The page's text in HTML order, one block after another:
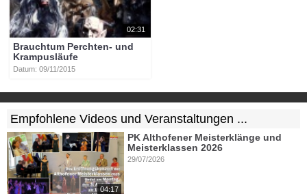
02:31
Brauchtum Perchten- und
Krampusläufe
Datum: 09/11/2015
Empfohlene Videos und Veranstaltungen ...
04:17
PK Althofener Meisterklänge und
Meisterklassen 2026
29/07/2026